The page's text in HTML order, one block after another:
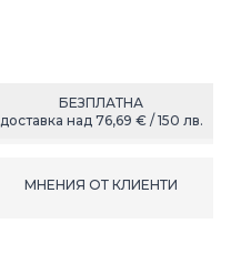
БЕЗПЛАТНА
доставка над 76,69 € / 150 лв.
МНЕНИЯ ОТ КЛИЕНТИ